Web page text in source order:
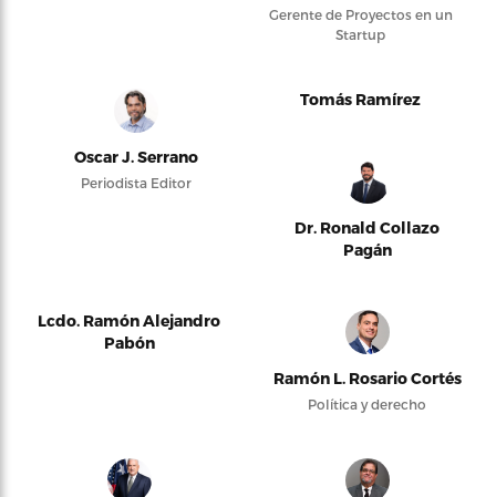
Gerente de Proyectos en un
Startup
Oscar J. Serrano
Periodista Editor
Tomás Ramírez
Dr. Ronald Collazo
Pagán
Lcdo. Ramón Alejandro
Pabón
Ramón L. Rosario Cortés
Política y derecho